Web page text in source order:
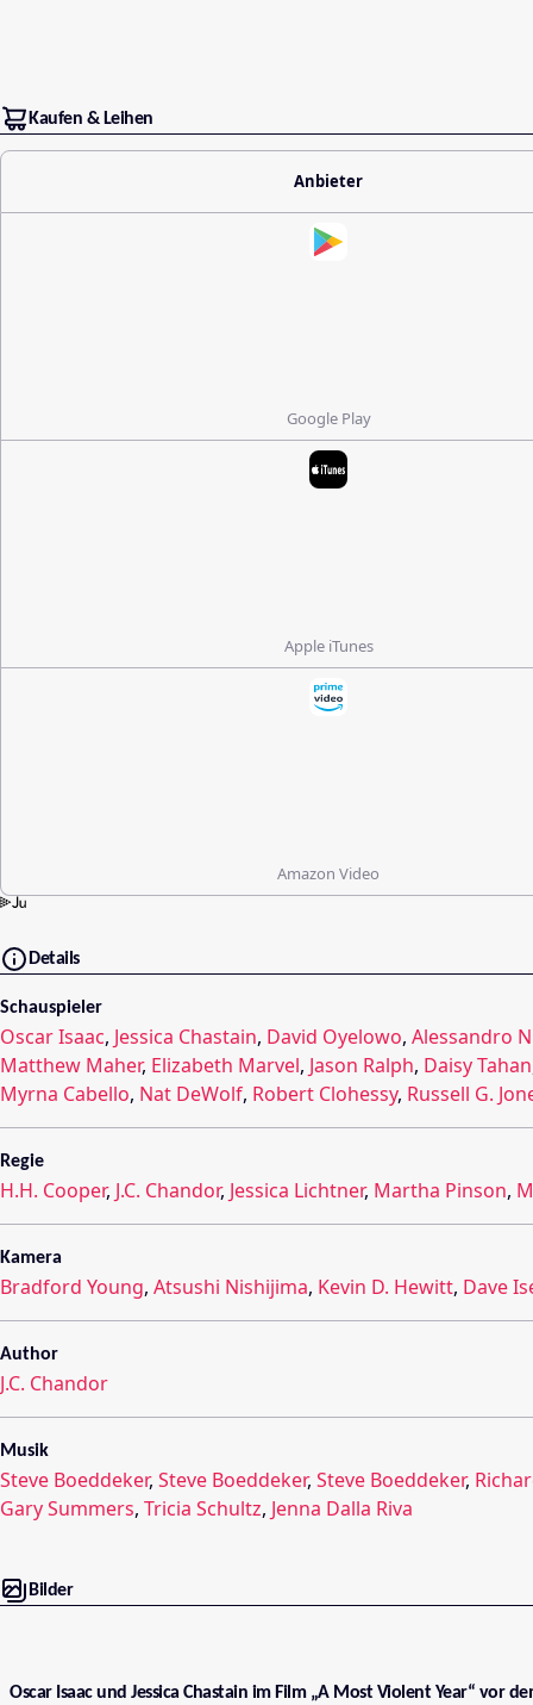
Kaufen & Leihen
Anbieter
Google Play
Apple iTunes
Amazon Video
Details
Schauspieler
Oscar Isaac, Jessica Chastain, David Oyelowo, Alessandro
Matthew Maher, Elizabeth Marvel, Jason Ralph, Daisy Tahan
Myrna Cabello, Nat DeWolf, Robert Clohessy, Russell G.
Regie
H.H. Cooper, J.C. Chandor, Jessica Lichtner, Martha Pinson,
Kamera
Bradford Young, Atsushi Nishijima, Kevin D. Hewitt, Dave
Author
J.C. Chandor
Musik
Steve Boeddeker, Steve Boeddeker, Steve Boeddeker,
Gary Summers, Tricia Schultz, Jenna Dalla Riva
Bilder
Oscar Isaac und Jessica Chastain im Film „A Most Violent Year“ vor